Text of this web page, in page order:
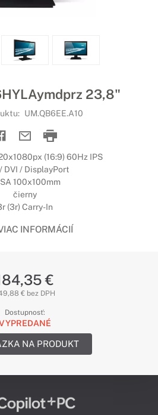
23,8"
UM.QB6EE.A10
(16:9) 60Hz IPS
DVI / DisplayPort
100x100mm
čierny
(3r) Carry-In
INFORMÁCIÍ
€
€ bez DPH
Dostupnosť:
NA PRODUKT